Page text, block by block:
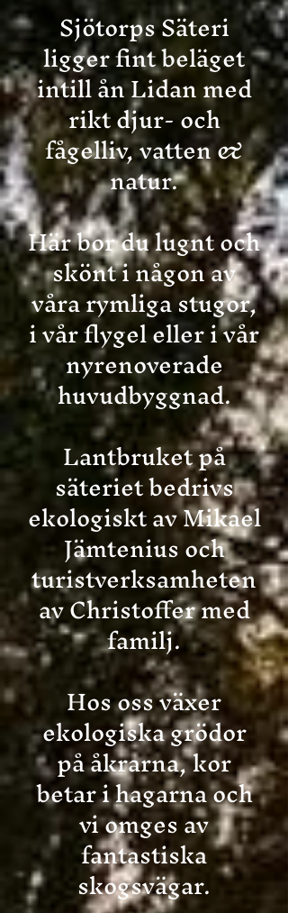
Sjötorps Säteri
ligger fint beläget
intill ån Lidan med
rikt djur- och
fågelliv, vatten &
natur.
Här bor du lugnt och
skönt i någon av
våra rymliga stugor,
i vår flygel eller i vår
nyrenoverade
huvudbyggnad.
Lantbruket på
säteriet bedrivs
ekologiskt av Mikael
Jämtenius och
turistverksamheten
av Christoffer med
familj.
Hos oss växer
ekologiska grödor
på åkrarna, kor
betar i hagarna och
vi omges av
fantastiska
skogsvägar.